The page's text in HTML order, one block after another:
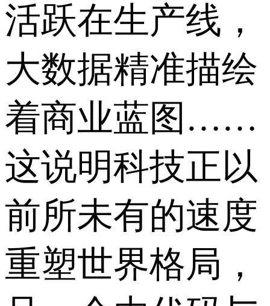
活跃在生产线，
大数据精准描绘
着商业蓝图……
这说明科技正以
前所未有的速度
重塑世界格局，